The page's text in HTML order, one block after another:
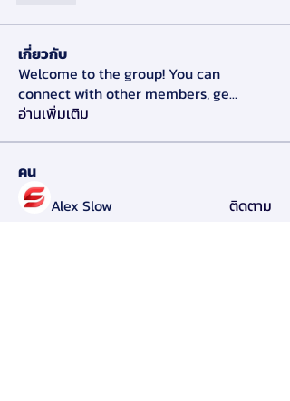
เกี่ยวกับ
Welcome to the group! You can
connect with other members, ge...
อ่านเพิ่มเติม
คน
Alex Slow
ติดตาม